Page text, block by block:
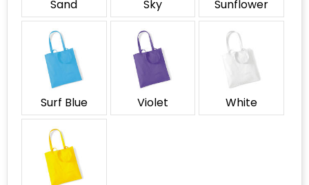
Sand Sky Sunflower
Surf Blue Violet White